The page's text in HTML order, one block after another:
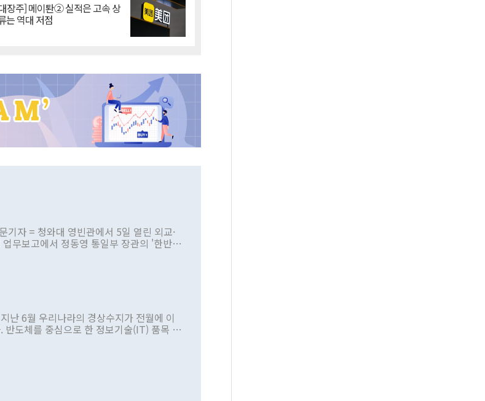
장주] 메이퇀② 실적은 고속 상
는 역대 저점
기자 = 청와대 영빈관에서 5일 열린 외교·
무보고에서 정동영 통일부 장관의 '한반도
지 않은 사안을 정책으로 추진하겠다고 공
구상'이라는 비판을 내놨다. 그동안 정 장
를 빚은 적은 여러 번 있지만 대통령과 유
적 입장을 표명한 것은 이례적이다. 정 장
을 제어해야 한다는 목소리도 높아지고 있
난 6월 우리나라의 경상수지가 전월에 이
반도체를 중심으로 한 정보기술(IT) 품목 수